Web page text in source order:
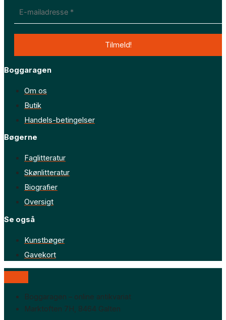
Boggaragen
Om os
Butik
Handels-betingelser
Bøgerne
Faglitteratur
Skønlitteratur
Biografier
Oversigt
Se også
Kunstbøger
Gavekort
Boggaragen – online antikvariat
Marktoften 7H, 8464 Galten